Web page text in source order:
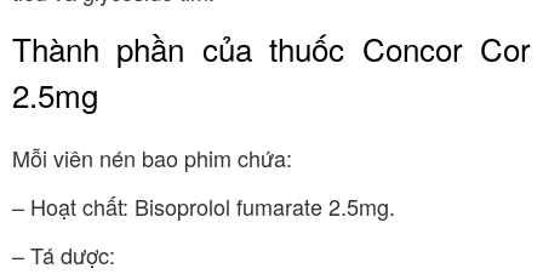
Thành phần của thuốc Concor Cor
2.5mg
Mỗi viên nén bao phim chứa:
– Hoạt chất: Bisoprolol fumarate 2.5mg.
– Tá dược: